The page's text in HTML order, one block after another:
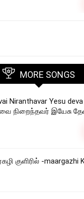
MORE SONGS
Niranthavar Yesu
நிறைந்தவர் இயேசு
குளிரில் -maargazhi